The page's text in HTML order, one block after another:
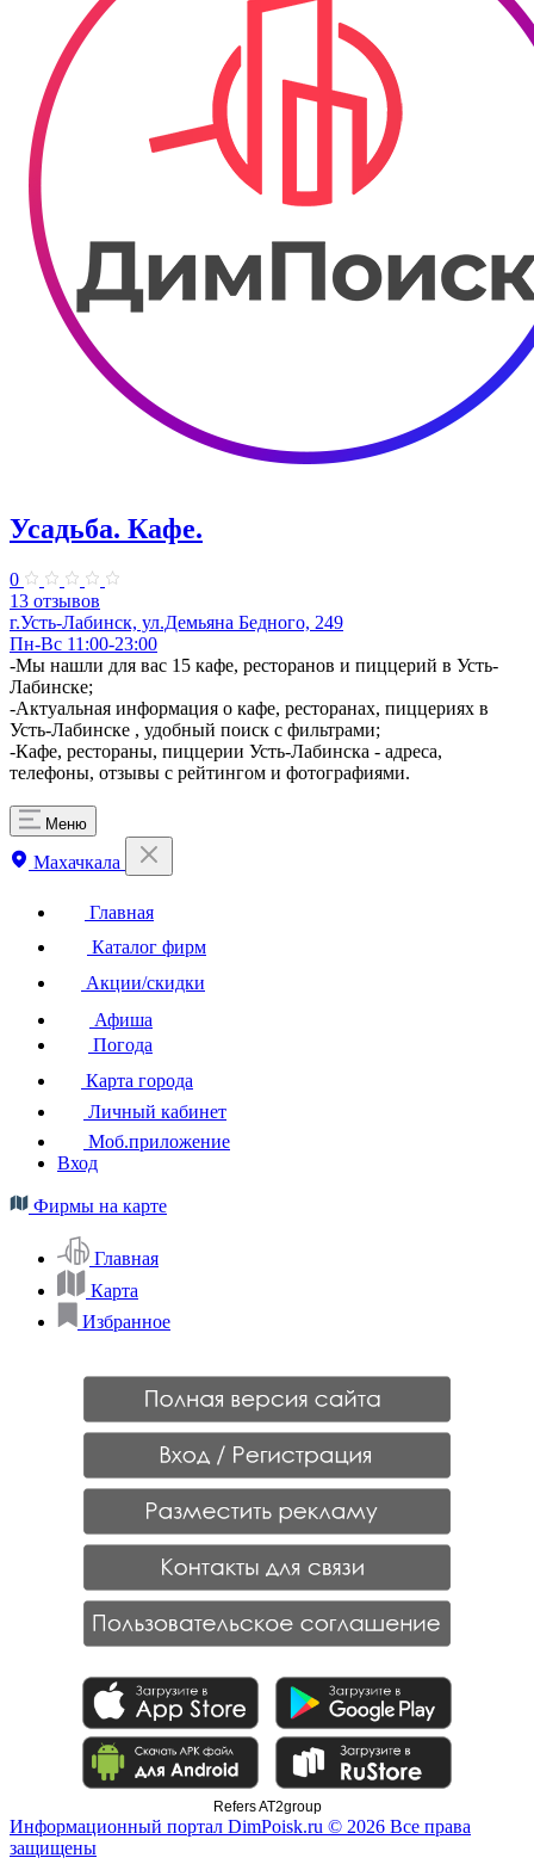
Усадьба. Кафе.
0
13 отзывов
г.Усть-Лабинск, ул.Демьяна Бедного, 249
Пн-Вс 11:00-23:00
-Мы нашли для вас 15 кафе, ресторанов и пиццерий в Усть-
Лабинске;
-Актуальная информация о кафе, ресторанах, пиццериях в
Усть-Лабинске , удобный поиск с фильтрами;
-Кафе, рестораны, пиццерии Усть-Лабинска - адреса,
телефоны, отзывы с рейтингом и фотографиями.
Меню
Махачкала
Главная
Каталог фирм
Акции/скидки
Афиша
Погода
Карта города
Личный кабинет
Моб.приложение
Вход
Фирмы на карте
Главная
Карта
Избранное
Refers AT2group
Информационный портал DimPoisk.ru © 2026 Все права
защищены